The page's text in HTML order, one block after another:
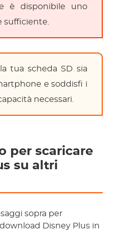
è disponibile uno
sufficiente.
tua scheda SD sia
e soddisfi i
necessari.
per scaricare
su altri
sopra per
Disney Plus in